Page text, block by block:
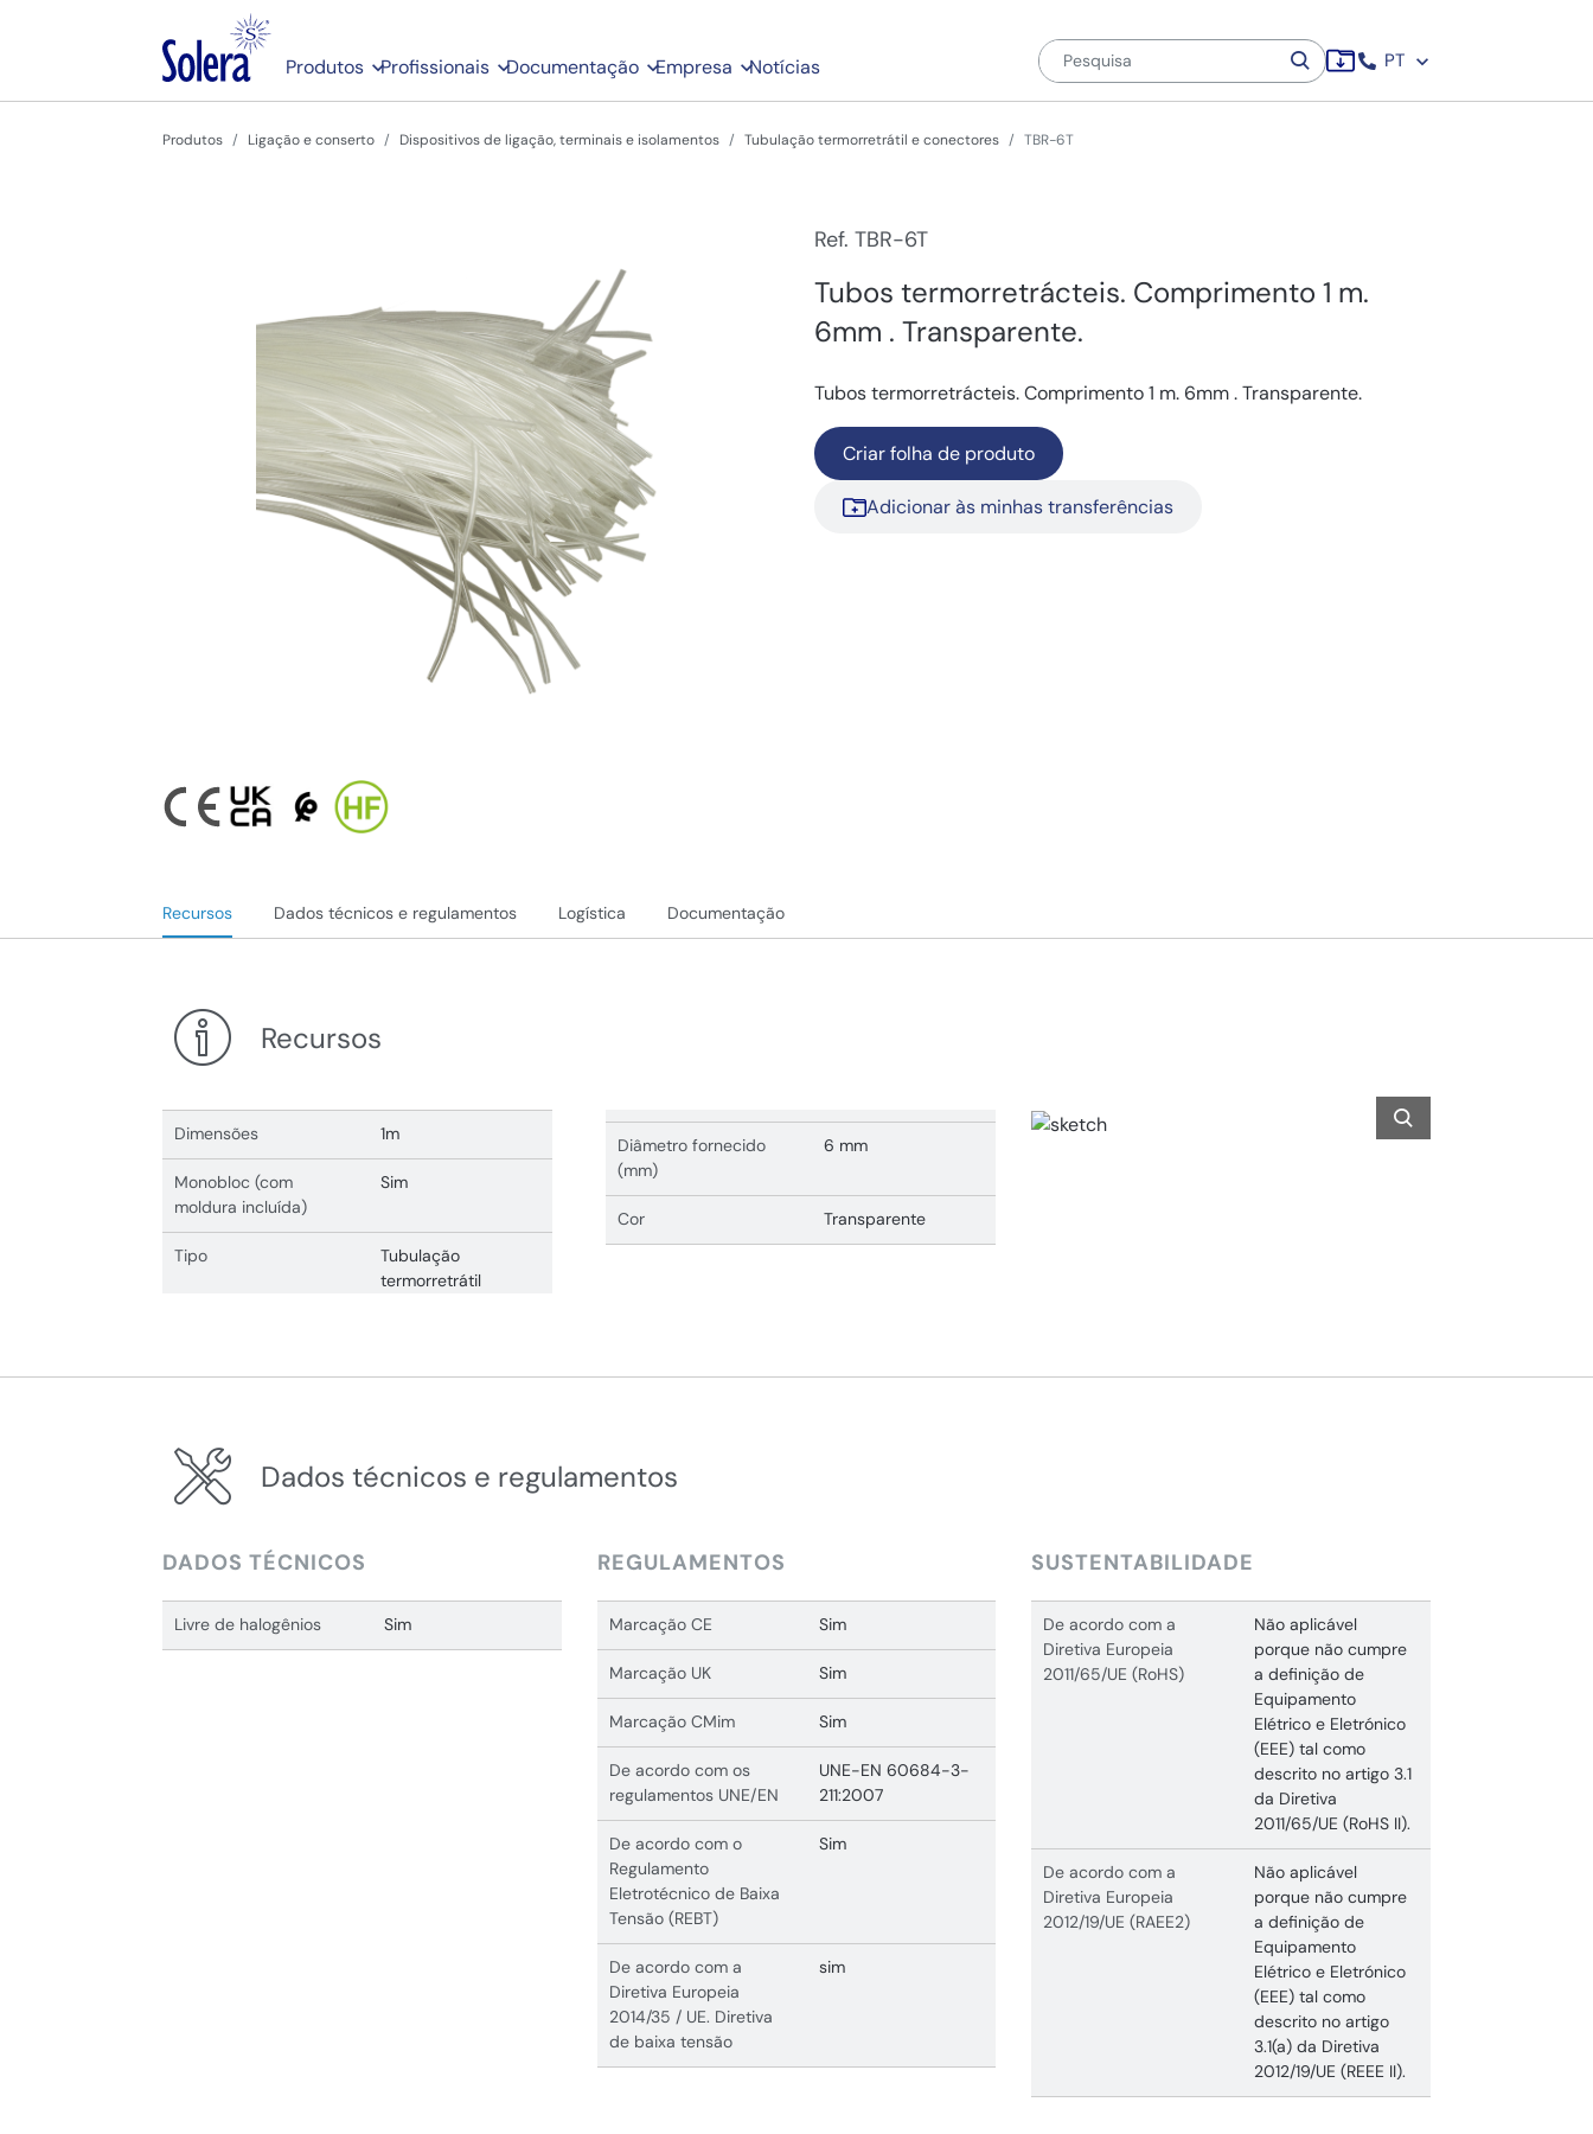
Produtos Profissionais Documentação Empresa Notícias PT
Produtos Ligação e conserto Dispositivos de ligação, terminais e isolamentos Tubulação termorretrátil e conectores TBR-6T
Ref. TBR-6T
Tubos termorretrácteis. Comprimento 1 m.
6mm . Transparente.
Tubos termorretrácteis. Comprimento 1 m. 6mm . Transparente.
Criar folha de produto
Adicionar às minhas transferências
Recursos Dados técnicos e regulamentos Logística Documentação
Recursos
Dimensões 1m
Monobloc (com
moldura incluída)
Sim
Tipo
Tubulação
termorretrátil
Diâmetro fornecido
(mm)
6 mm
Cor Transparente
Dados técnicos e regulamentos
DADOS TÉCNICOS
Livre de halogênios Sim
REGULAMENTOS
Marcação CE Sim
Marcação UK Sim
Marcação CMim Sim
De acordo com os
regulamentos UNE/EN
UNE-EN 60684-3-
211:2007
De acordo com o
Regulamento
Eletrotécnico de Baixa
Tensão (REBT)
Sim
De acordo com a
Diretiva Europeia
2014/35 / UE. Diretiva
de baixa tensão
sim
SUSTENTABILIDADE
De acordo com a
Diretiva Europeia
2011/65/UE (RoHS)
Não aplicável
porque não cumpre
a definição de
Equipamento
Elétrico e Eletrónico
(EEE) tal como
descrito no artigo 3.1
da Diretiva
2011/65/UE (RoHS II).
De acordo com a
Diretiva Europeia
2012/19/UE (RAEE2)
Não aplicável
porque não cumpre
a definição de
Equipamento
Elétrico e Eletrónico
(EEE) tal como
descrito no artigo
3.1(a) da Diretiva
2012/19/UE (REEE II).